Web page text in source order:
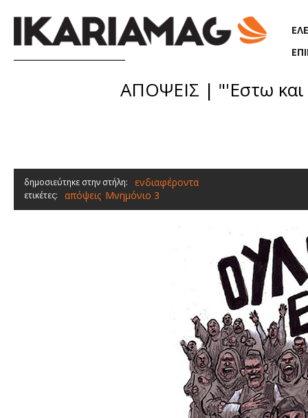
ΑΠΟΨΕΙΣ | "'Eστω και
δημοσιεύτηκε στην στήλη: ενδιαφέροντα
ετικέτες: απόψεις, Μνημόνιο 3